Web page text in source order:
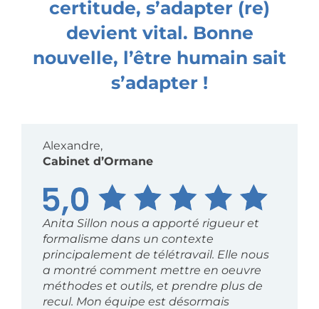
certitude, s’adapter (re)
devient vital. Bonne
nouvelle, l’être humain sait
s’adapter !
Alexandre,
Cabinet d’Ormane
Anita Sillon nous a apporté rigueur et
formalisme dans un contexte
principalement de télétravail. Elle nous
a montré comment mettre en oeuvre
méthodes et outils, et prendre plus de
recul. Mon équipe est désormais